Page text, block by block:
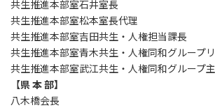
共生推進本部室石井室長
共生推進本部室松本室長代理
共生推進本部室吉田共生・人権担当課長
共生推進本部室青木共生・人権同和グループ
共生推進本部室武江共生・人権同和グループ
【県 本 部】
八木橋会長